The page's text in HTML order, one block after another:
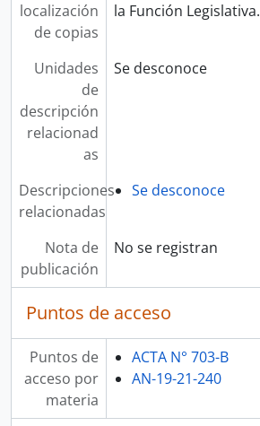
localización
de copias
la Función Legislativa.
Unidades
de
descripción
relacionad
as
Se desconoce
Descripciones
relacionadas
Se desconoce
Nota de
publicación
No se registran
Puntos de acceso
Puntos de
acceso por
materia
ACTA N° 703-B
AN-19-21-240